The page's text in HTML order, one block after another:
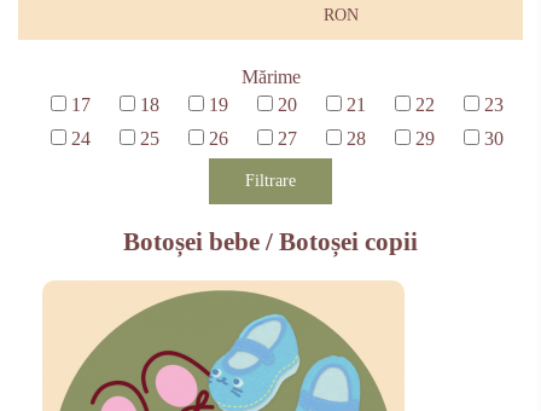
RON
Mărime
17
18 19 20 21 22
23
24
25 26 27 28 29 30
Filtrare
Botoșei bebe / Botoșei copii